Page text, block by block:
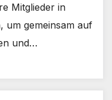
Mitglieder in
um gemeinsam auf
und…